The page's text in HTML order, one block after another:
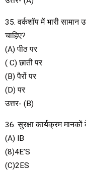
35. वर्कशॉप में भारी
चाहिए?
(A) पीठ पर
( C) छाती पर
(B) पैरों पर
(D) पर
उत्तर- (B)
36. सुरक्षा कार्यक्रम
(A) IB
(8)4E’S
(C)2ES